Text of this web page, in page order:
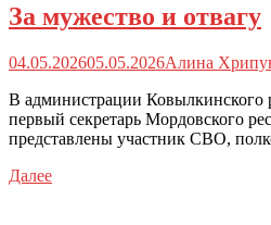
За мужество и отвагу
04.05.202605.05.2026Алина
В администрации Ковылкинского
первый секретарь Мордовского
представлены участник СВО,
Далее